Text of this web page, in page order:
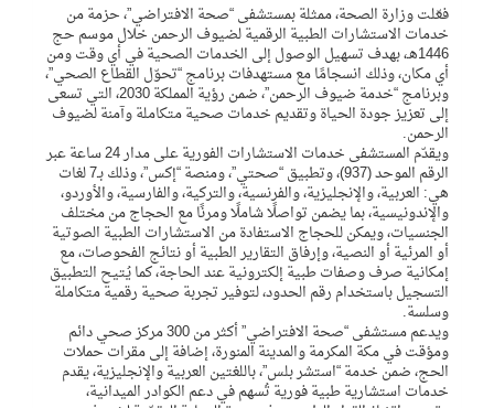
فعّلت وزارة الصحة، ممثلة بمستشفى “صحة الافتراضي”، حزمة من
خدمات الاستشارات الطبية الرقمية لضيوف الرحمن خلال موسم حج
1446هـ، بهدف تسهيل الوصول إلى الخدمات الصحية في أي وقت ومن
أي مكان، وذلك انسجامًا مع مستهدفات برنامج “تحوّل القطاع الصحي”،
وبرنامج “خدمة ضيوف الرحمن”، ضمن رؤية المملكة 2030، التي تسعى
إلى تعزيز جودة الحياة وتقديم خدمات صحية متكاملة وآمنة لضيوف
الرحمن.
ويقدّم المستشفى خدمات الاستشارات الفورية على مدار 24 ساعة عبر
الرقم الموحد (937)، وتطبيق “صحتي”، ومنصة “إكس”، وذلك بـ7 لغات
هي: العربية، والإنجليزية، والفرنسية، والتركية، والفارسية، والأوردو،
والإندونيسية، بما يضمن تواصلًا شاملًا ومرنًا مع الحجاج من مختلف
الجنسيات، ويمكن للحجاج الاستفادة من الاستشارات الطبية الصوتية
أو المرئية أو النصية، وإرفاق التقارير الطبية أو نتائج الفحوصات، مع
إمكانية صرف وصفات طبية إلكترونية عند الحاجة، كما يُتيح التطبيق
التسجيل باستخدام رقم الحدود، لتوفير تجربة صحية رقمية متكاملة
وسلسة.
ويدعم مستشفى “صحة الافتراضي” أكثر من 300 مركز صحي دائم
ومؤقت في مكة المكرمة والمدينة المنورة، إضافة إلى مقرات حملات
الحج، ضمن خدمة “استشر بلس”، باللغتين العربية والإنجليزية، يقدم
خدمات استشارية طبية فورية تُسهم في دعم الكوادر الميدانية،